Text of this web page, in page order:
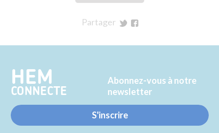
Partager
Twitter
Facebook
HEM
CONNECTE
Abonnez-vous à notre
newsletter
S'inscrire